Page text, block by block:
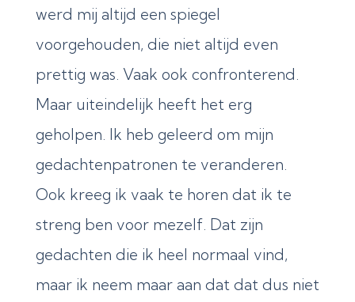
werd mij altijd een spiegel
voorgehouden, die niet altijd even
prettig was. Vaak ook confronterend.
Maar uiteindelijk heeft het erg
geholpen. Ik heb geleerd om mijn
gedachtenpatronen te veranderen.
Ook kreeg ik vaak te horen dat ik te
streng ben voor mezelf. Dat zijn
gedachten die ik heel normaal vind,
maar ik neem maar aan dat dat dus niet